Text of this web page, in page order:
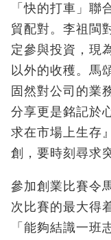
「快的打車」聯
貿配對。李祖閩
定參與投資，現
以外的收穫。馬
固然對公司的業
分享更是銘記於
求在市場上生存
創，要時刻尋求
參加創業比賽令
次比賽的最大得
「能夠結識一班